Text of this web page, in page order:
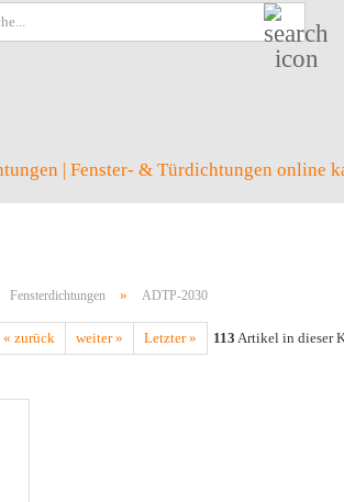
Fensterdichtungen » ADTP-2030
« zurück weiter » Letzter » 113 Artikel in dieser